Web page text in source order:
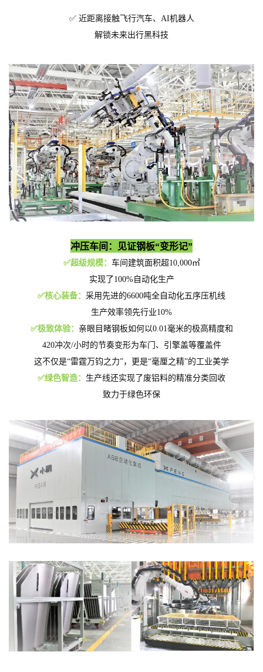
✅ 近距离接触飞行汽车、AI机器人
解锁未来出行黑科技
冲压车间：见证钢板“变形记”
✅超级规模： 车间建筑面积超10,000㎡
实现了100%自动化生产
✅核心装备： 采用先进的6600吨全自动化五序压机线
生产效率领先行业10%
✅极致体验： 亲眼目睹钢板如何以0.01毫米的极高精度和
420冲次/小时的节奏变形为车门、引擎盖等覆盖件
这不仅是“雷霆万钧之力”，更是“毫厘之精”的工业美学
✅绿色智造： 生产线还实现了废铝料的精准分类回收
致力于绿色环保